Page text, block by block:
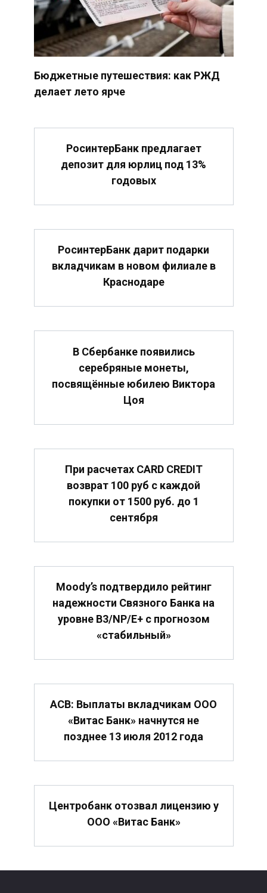
Бюджетные путешествия: как РЖД
делает лето ярче
РосинтерБанк предлагает
депозит для юрлиц под 13%
годовых
РосинтерБанк дарит подарки
вкладчикам в новом филиале в
Краснодаре
В Сбербанке появились
серебряные монеты,
посвящённые юбилею Виктора
Цоя
При расчетах CARD CREDIT
возврат 100 руб с каждой
покупки от 1500 руб. до 1
сентября
Moody’s подтвердило рейтинг
надежности Связного Банка на
уровне B3/NP/E+ с прогнозом
«стабильный»
АСВ: Выплаты вкладчикам ООО
«Витас Банк» начнутся не
позднее 13 июля 2012 года
Центробанк отозвал лицензию у
ООО «Витас Банк»